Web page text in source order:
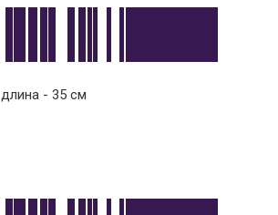
длина - 35 см